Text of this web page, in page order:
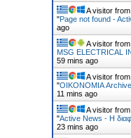
A visitor from
"Page not found -
ago
A visitor from
MSG ELECTRICAL
59 mins ago
A visitor from
"ΟΙΚΟΝΟΜΙΑ
12 mins ago
A visitor from
"Active News - Η
23 mins ago